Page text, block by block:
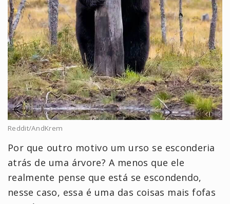
Reddit/AndKrem
Por que outro motivo um urso se esconderia
atrás de uma árvore? A menos que ele
realmente pense que está se escondendo,
nesse caso, essa é uma das coisas mais fofas